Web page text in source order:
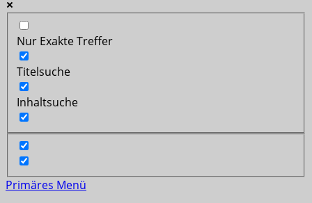
Nur Exakte Treffer
Titelsuche
Inhaltsuche
Primäres Menü